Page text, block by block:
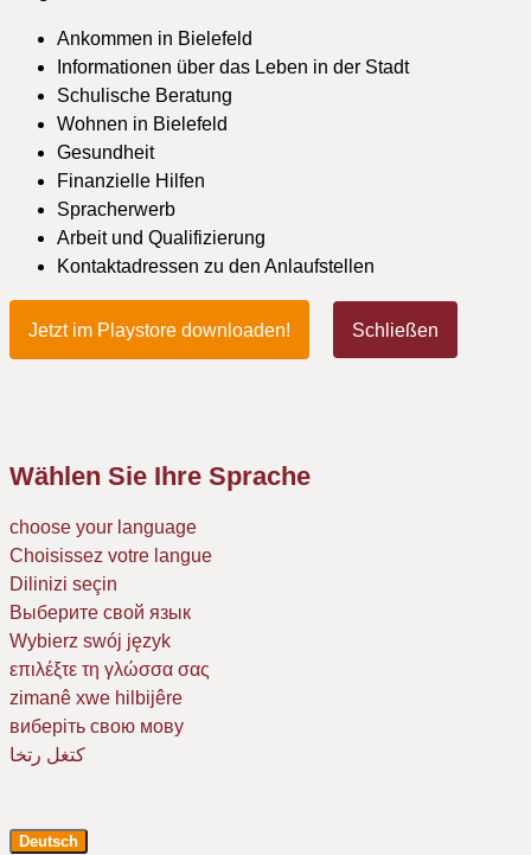
Ankommen in Bielefeld
Informationen über das Leben in der Stadt
Schulische Beratung
Wohnen in Bielefeld
Gesundheit
Finanzielle Hilfen
Spracherwerb
Arbeit und Qualifizierung
Kontaktadressen zu den Anlaufstellen
Jetzt im Playstore downloaden! Schließen
Wählen Sie Ihre Sprache
choose your language
Choisissez votre langue
Dilinizi seçin
Выберите свой язык
Wybierz swój język
επιλέξτε τη γλώσσα σας
zimanê xwe hilbijêre
виберіть свою мову
كتغل رتخا
Deutsch